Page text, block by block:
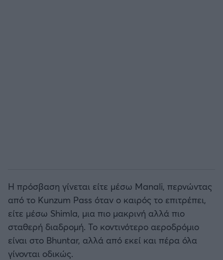
Η πρόσβαση γίνεται είτε μέσω Manali, περνώντας
από το Kunzum Pass όταν ο καιρός το επιτρέπει,
είτε μέσω Shimla, μια πιο μακρινή αλλά πιο
σταθερή διαδρομή. Το κοντινότερο αεροδρόμιο
είναι στο Bhuntar, αλλά από εκεί και πέρα όλα
γίνονται οδικώς.